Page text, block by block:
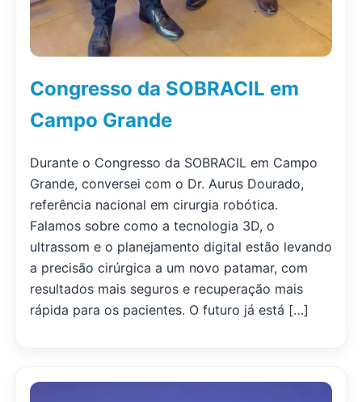
Congresso da SOBRACIL em
Campo Grande
Durante o Congresso da SOBRACIL em Campo
Grande, conversei com o Dr. Aurus Dourado,
referência nacional em cirurgia robótica.
Falamos sobre como a tecnologia 3D, o
ultrassom e o planejamento digital estão levando
a precisão cirúrgica a um novo patamar, com
resultados mais seguros e recuperação mais
rápida para os pacientes. O futuro já está […]